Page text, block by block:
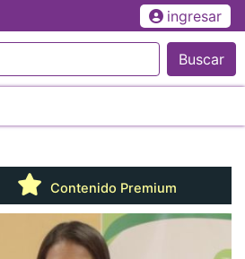
ingresar
Buscar
Contenido Premium